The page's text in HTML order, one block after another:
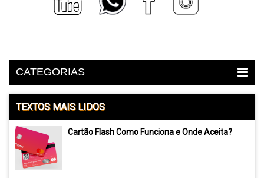
CATEGORIAS
TEXTOS MAIS LIDOS
Cartão Flash Como Funciona e Onde Aceita?